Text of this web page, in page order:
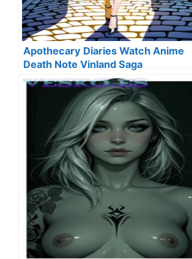
Apothecary Diaries Watch Anime
Death Note Vinland Saga
Kemonomimi